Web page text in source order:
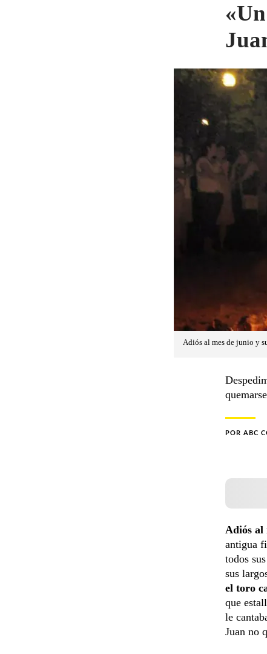
Adiós al mes de junio y
POR ABC
Adiós al
antigua
todos
sus
el toro
que
le
Juan no